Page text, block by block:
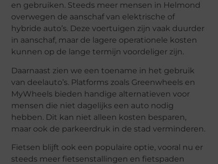
en gebruiken. Steeds meer mensen in Helmond
overwegen de aanschaf van elektrische of
hybride auto’s. Deze voertuigen zijn vaak duurder
in aanschaf, maar de lagere operationele kosten
kunnen op de lange termijn voordeliger zijn.
Daarnaast zien we een toename in het gebruik
van deelauto’s. Platforms zoals Greenwheels en
MyWheels bieden handige alternatieven voor
mensen die niet dagelijks een auto nodig
hebben. Dit kan niet alleen kosten besparen,
maar ook de parkeerdruk in de stad verminderen.
Fietsen blijft ook een populaire optie, vooral nu er
steeds meer fietsenstallingen en fietspaden